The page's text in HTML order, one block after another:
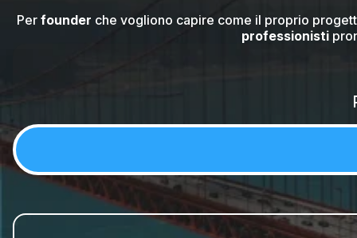
Esperienze
Per founder che vogliono capire come il proprio
professionisti